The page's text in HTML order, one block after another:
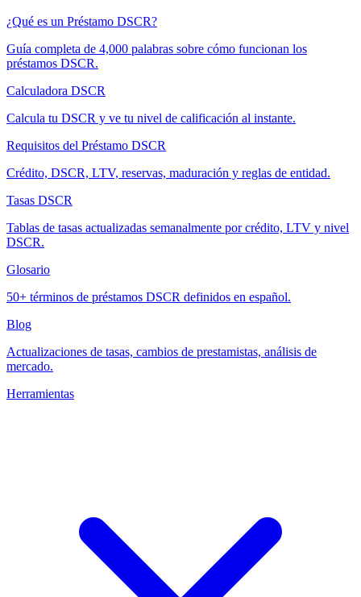
¿Qué es un Préstamo DSCR?
Guía completa de 4,000 palabras sobre cómo funcionan los
préstamos DSCR.
Calculadora DSCR
Calcula tu DSCR y ve tu nivel de calificación al instante.
Requisitos del Préstamo DSCR
Crédito, DSCR, LTV, reservas, maduración y reglas de entidad.
Tasas DSCR
Tablas de tasas actualizadas semanalmente por crédito, LTV y nivel
DSCR.
Glosario
50+ términos de préstamos DSCR definidos en español.
Blog
Actualizaciones de tasas, cambios de prestamistas, análisis de
mercado.
Herramientas